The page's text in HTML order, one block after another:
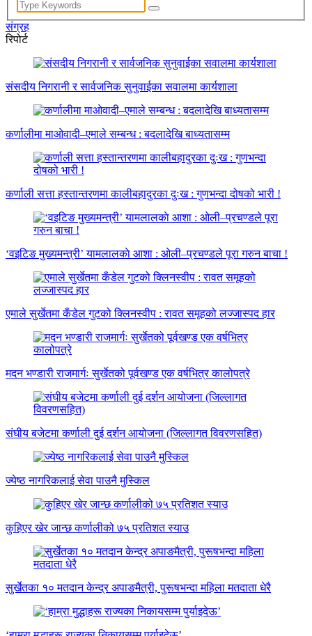
संग्रह
रिपोर्ट
संसदीय निगरानी र सार्वजनिक सुनुवाईका सवालमा कार्यशाला
कर्णालीमा माओवादी–एमाले सम्बन्ध : बदलादेखि बाध्यतासम्म
कर्णाली सत्ता हस्तान्तरणमा कालीबहादुरका दुःख : गुणभन्दा दोषको भारी !
‘वइटिङ मुख्यमन्त्री’ यामलालकाे आशा : ओली–प्रचण्डले पूरा गरुन बाचा !
एमाले सुर्खेतमा कँडेल गुटको क्लिनस्वीप : रावत समूहको लज्जास्पद हार
मदन भण्डारी राजमार्गः सुर्खेतको पूर्वखण्ड एक वर्षभित्र कालोपत्रे
संघीय बजेटमा कर्णाली दुई दर्शन आयोजना (जिल्लागत विवरणसहित)
ज्येष्ठ नागरिकलाई सेवा पाउनै मुस्किल
कुहिएर खेर जान्छ कर्णालीको ७५ प्रतिशत स्याउ
सुर्खेतका १० मतदान केन्द्र अपाङमैत्री, पुरूषभन्दा महिला मतदाता धेरै